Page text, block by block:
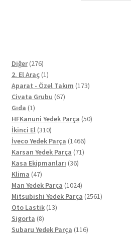
Diğer 276276
ürün
2. El Araç 11
ürün
Aparat - Özel Takım 173173
Civata Grubu 6767
Gıda 11
ürün
HFKanuni Yedek Parça 5050
İkinci El 310310
ürün
İveco Yedek Parça 14661466
ürün
Karsan Yedek Parça 7171
Kasa Ekipmanları 3636
Klima 4747
ürün
Man Yedek Parça 10241024
ürün
Mitsubishi Yedek Parça 25612561
Oto Lastik 1313
Sigorta 88
ürün
Subaru Yedek Parça 116116